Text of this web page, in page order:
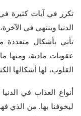
تكرر في آيات كثيرة
الدنيا وينتهي في
تأتي بأشكال متعددة
عقوبات مادية، ومنها
القلوب، لها أشكالها
أنواع العذاب في
ليخوفنا بها. من الذي